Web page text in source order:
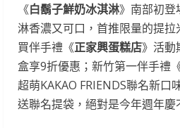
《白鬍子鮮奶冰淇淋》南部初登
淋香濃又可口，首推限量的提
買伴手禮《正家興蛋糕店》活動
盒享9折優惠；新竹第一伴手禮
超萌KAKAO FRIENDS聯名新口
送聯名提袋，絕對是今年週年慶